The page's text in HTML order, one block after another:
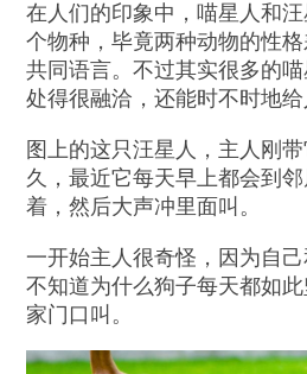
在人们的印象中，喵星人和
个物种，毕竟两种动物的性
共同语言。不过其实很多的
处得很融洽，还能时不时地给
图上的这只汪星人，主人刚
久，最近它每天早上都会到
着，然后大声冲里面叫。
一开始主人很奇怪，因为自己
不知道为什么狗子每天都如
家门口叫。